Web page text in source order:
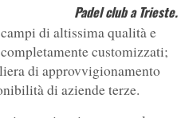
Padel club a Trieste.
di altissima qualità e
customizzati;
di approvvigionamento
di aziende terze.